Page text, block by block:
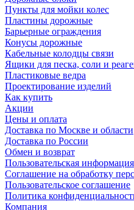
Пункты для мойки колес
Пластины дорожные
Барьерные ограждения
Конусы дорожные
Кабельные колодцы связи
Ящики для песка, соли и
Пластиковые ведра
Проектирование изделий
Как купить
Акции
Цены и оплата
Доставка по Москве и области
Доставка по России
Обмен и возврат
Пользовательская информация
Соглашение на обработку
Пользовательское соглашение
Политика
Компания